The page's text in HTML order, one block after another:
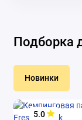
Подборка
Новинки
5.0